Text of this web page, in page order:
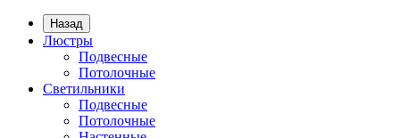
Назад
Люстры
Подвесные
Потолочные
Светильники
Подвесные
Потолочные